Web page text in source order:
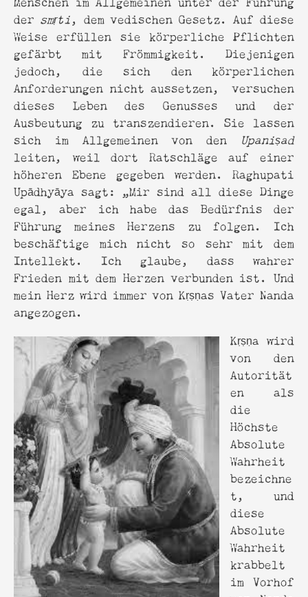
dersmṛti, dem vedischen Gesetz. Auf diese
Weise erfüllen sie körperliche Pflichten
gefärbt mit Frömmigkeit. Diejenigen
jedoch, die sich den körperlichen
Anforderungen nicht aussetzen, versuchen
dieses Leben des Genusses und der
Ausbeutung zu transzendieren. Sie lassen
sich im Allgemeinen von den Upaniṣad
leiten, weil dort Ratschläge auf einer
höheren Ebene gegeben werden. Raghupati
Upādhyāya sagt: „Mir sind all diese Dinge
egal, aber ich habe das Bedürfnis der
Führung meines Herzens zu folgen. Ich
beschäftige mich nicht so sehr mit dem
Intellekt. Ich glaube, dass wahrer
Frieden mit dem Herzen verbunden ist. Und
mein Herz wird immer von Kṛṣṇas Vater Nanda
angezogen.
Kṛṣṇa wird
von den
Autorität
en als
die
Höchste
Absolute
Wahrheit
bezeichne
t, und
diese
Absolute
Wahrheit
krabbelt
im Vorhof